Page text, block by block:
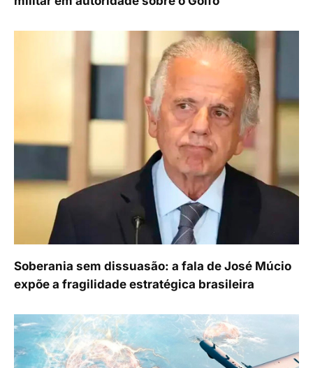
Soberania sem dissuasão: a fala de José Múcio
expõe a fragilidade estratégica brasileira